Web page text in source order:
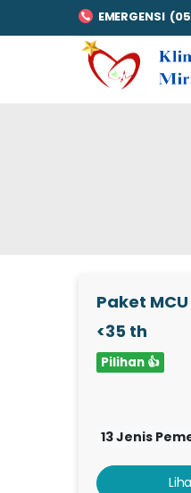
EMERGENSI
Paket
<35 th
Pilihan 👍
13 Jenis